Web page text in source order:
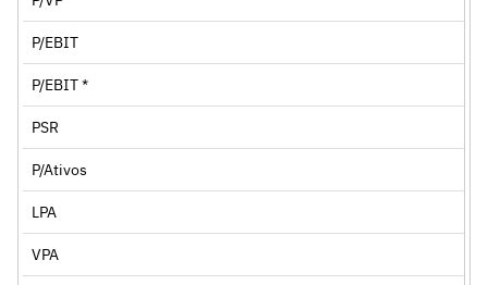
P/EBIT
P/EBIT *
PSR
P/Ativos
LPA
VPA